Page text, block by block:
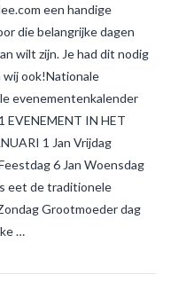
een handige
die belangrijke dagen
wilt zijn. Je had dit nodig
wij ook!Nationale
evenementenkalender
EVENEMENT IN HET
1 Jan Vrijdag
6 Jan Woensdag
eet de traditionele
Grootmoeder dag
…